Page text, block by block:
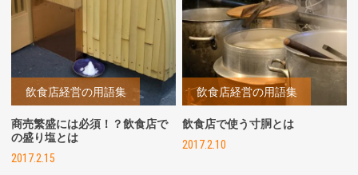
飲食店経営の用語集
商売繁盛には必須！？飲食店で
の盛り塩とは
2017.2.15
飲食店経営の用語集
飲食店で使う寸胴とは
2017.2.10